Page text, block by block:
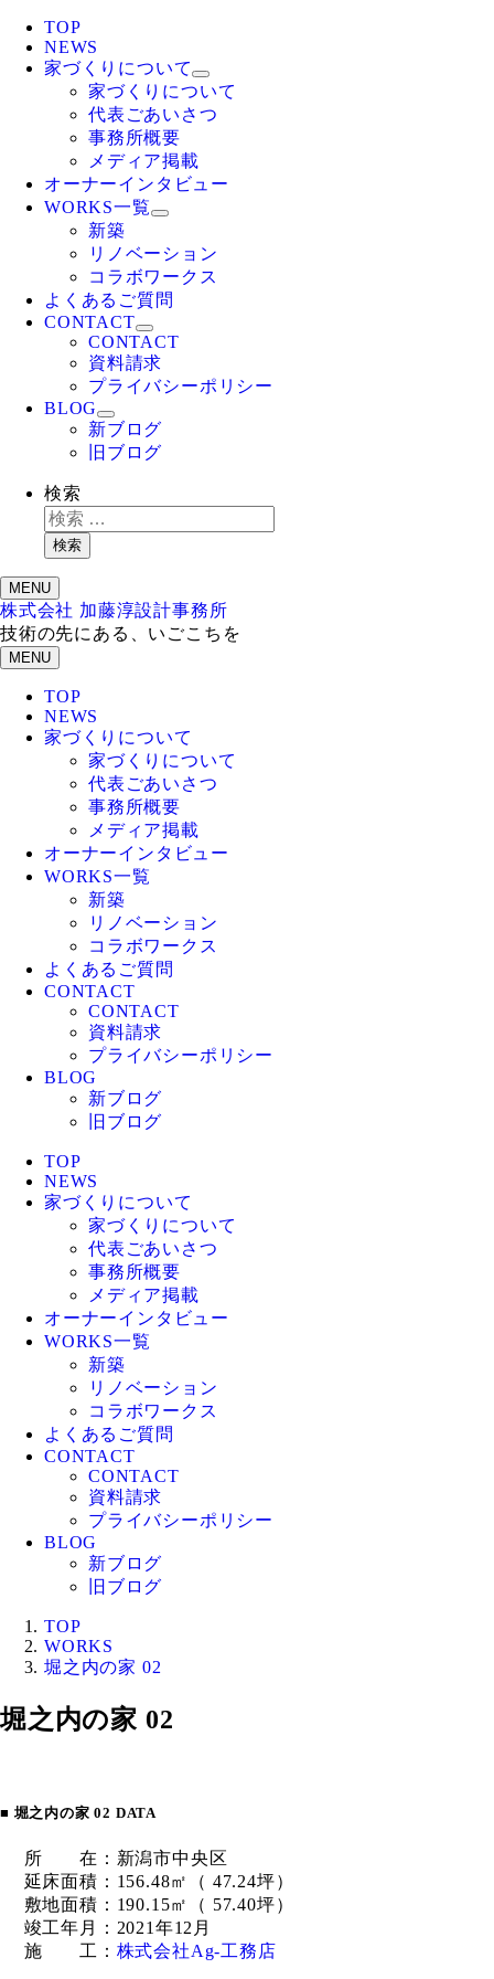
TOP
NEWS
家づくりについて
家づくりについて
代表ごあいさつ
事務所概要
メディア掲載
オーナーインタビュー
WORKS一覧
新築
リノベーション
コラボワークス
よくあるご質問
CONTACT
CONTACT
資料請求
プライバシーポリシー
BLOG
新ブログ
旧ブログ
検索
検索
MENU
株式会社 加藤淳設計事務所
技術の先にある、いごこちを
MENU
TOP
NEWS
家づくりについて
家づくりについて
代表ごあいさつ
事務所概要
メディア掲載
オーナーインタビュー
WORKS一覧
新築
リノベーション
コラボワークス
よくあるご質問
CONTACT
CONTACT
資料請求
プライバシーポリシー
BLOG
新ブログ
旧ブログ
TOP
NEWS
家づくりについて
家づくりについて
代表ごあいさつ
事務所概要
メディア掲載
オーナーインタビュー
WORKS一覧
新築
リノベーション
コラボワークス
よくあるご質問
CONTACT
CONTACT
資料請求
プライバシーポリシー
BLOG
新ブログ
旧ブログ
TOP
WORKS
堀之内の家 02
堀之内の家 02
■ 堀之内の家 02 DATA
所 在：新潟市中央区
延床面積：156.48㎡（ 47.24坪）
敷地面積：190.15㎡（ 57.40坪）
竣工年月：2021年12月
施 工： 株式会社Ag-工務店